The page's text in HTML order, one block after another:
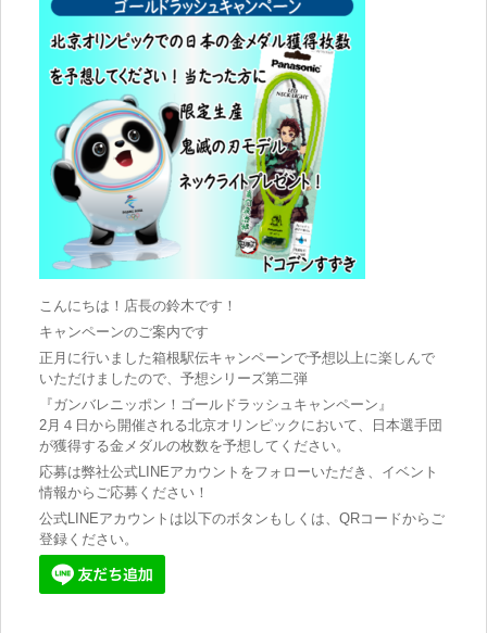
こんにちは！店長の鈴木です！
キャンペーンのご案内です
正月に行いました箱根駅伝キャンペーンで予想以上に楽しんで
いただけましたので、予想シリーズ第二弾
『ガンバレニッポン！ゴールドラッシュキャンペーン』
2月４日から開催される北京オリンピックにおいて、日本選手団
が獲得する金メダルの枚数を予想してください。
応募は弊社公式LINEアカウントをフォローいただき、イベント
情報からご応募ください！
公式LINEアカウントは以下のボタンもしくは、QRコードからご
登録ください。